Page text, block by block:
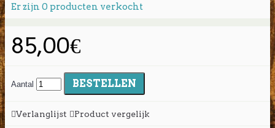
Er zijn 0 producten verkocht
85,00€
Aantal BESTELLEN
Verlanglijst Product vergelijk